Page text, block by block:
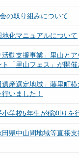
の取り組みについて
地化マニュアルについて
活動支援事業」里山と
「里山フェス」が開催
遺産選定地域」藤里町
いました！
小学校5年生が稲刈りを
県中山間地域等直接